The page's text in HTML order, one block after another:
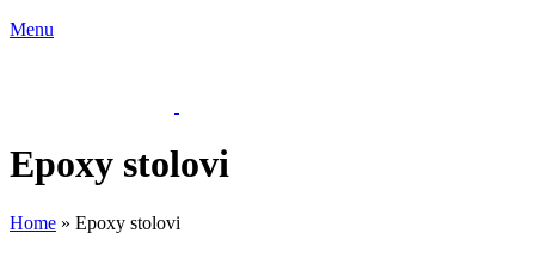
Menu
Epoxy stolovi
Home » Epoxy stolovi